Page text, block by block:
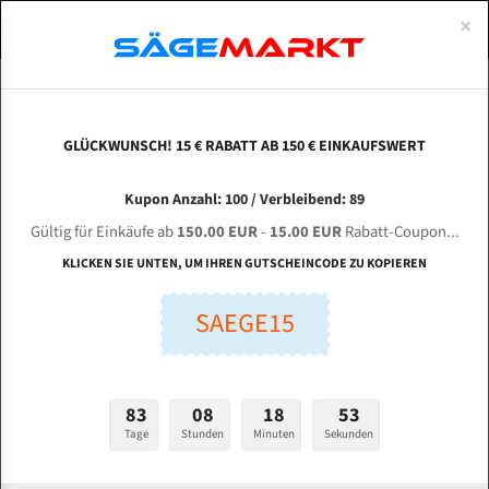
ZHEJIANG WEIYE Sawing Machine GZ 4232 für
4115 mm Bi-Metall Bandsägeblätter
Länge (mm):
Stärken + Zahnteilung:
mm
ABOUTS
ENGLISH
Bi-Metall Meterware
Fleischerei Bandsägeblätter
Bandmesser Glatt Meterware
Konvex Meterware
×
GLÜCKWUNSCH! 15 € RABATT AB 150 € EINKAUFSWERT
Kupon Anzahl: 100 / Verbleibend: 89
Gültig für Einkäufe ab150.00 EUR- 15.00 EURRabatt-Coupon...
KLICKEN SIE UNTEN, UM IHREN GUTSCHEINCODE ZU KOPIEREN
SAEGE15
83
Tage
08
Stunden
18
Minuten
51
Sekunden